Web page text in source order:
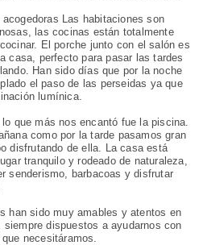
Las habitaciones son
las cocinas están totalmente
El porche junto con el salón es
casa, perfecto para pasar las tardes
Han sido días que por la noche
el paso de las perseidas ya que
lumínica.
lo que más nos encantó fue la piscina.
como por la tarde pasamos gran
disfrutando de ella. La casa está
tranquilo y rodeado de naturaleza,
senderismo, barbacoas y disfrutar
han sido muy amables y atentos en
siempre dispuestos a ayudarnos con
necesitáramos.